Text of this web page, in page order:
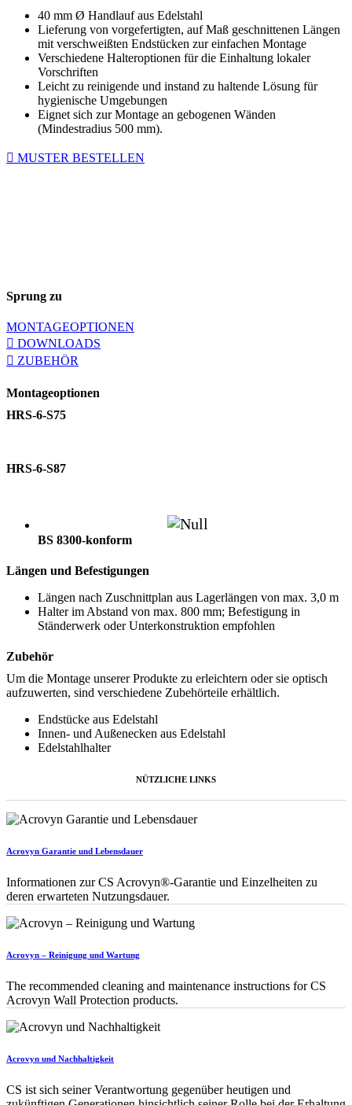
40 mm Ø Handlauf aus Edelstahl
Lieferung von vorgefertigten, auf Maß geschnittenen Längen
mit verschweißten Endstücken zur einfachen Montage
Verschiedene Halteroptionen für die Einhaltung lokaler
Vorschriften
Leicht zu reinigende und instand zu haltende Lösung für
hygienische Umgebungen
Eignet sich zur Montage an gebogenen Wänden
(Mindestradius 500 mm).
MUSTER BESTELLEN
Sprung zu
MONTAGEOPTIONEN
DOWNLOADS
ZUBEHÖR
Montageoptionen
HRS-6-S75
HRS-6-S87
BS 8300-konform
Längen und Befestigungen
Längen nach Zuschnittplan aus Lagerlängen von max. 3,0 m
Halter im Abstand von max. 800 mm; Befestigung in
Ständerwerk oder Unterkonstruktion empfohlen
Zubehör
Um die Montage unserer Produkte zu erleichtern oder sie optisch
aufzuwerten, sind verschiedene Zubehörteile erhältlich.
Endstücke aus Edelstahl
Innen- und Außenecken aus Edelstahl
Edelstahlhalter
NÜTZLICHE LINKS
Acrovyn Garantie und Lebensdauer
Informationen zur CS Acrovyn®-Garantie und Einzelheiten zu
deren erwarteten Nutzungsdauer.
Acrovyn – Reinigung und Wartung
The recommended cleaning and maintenance instructions for CS
Acrovyn Wall Protection products.
Acrovyn und Nachhaltigkeit
CS ist sich seiner Verantwortung gegenüber heutigen und